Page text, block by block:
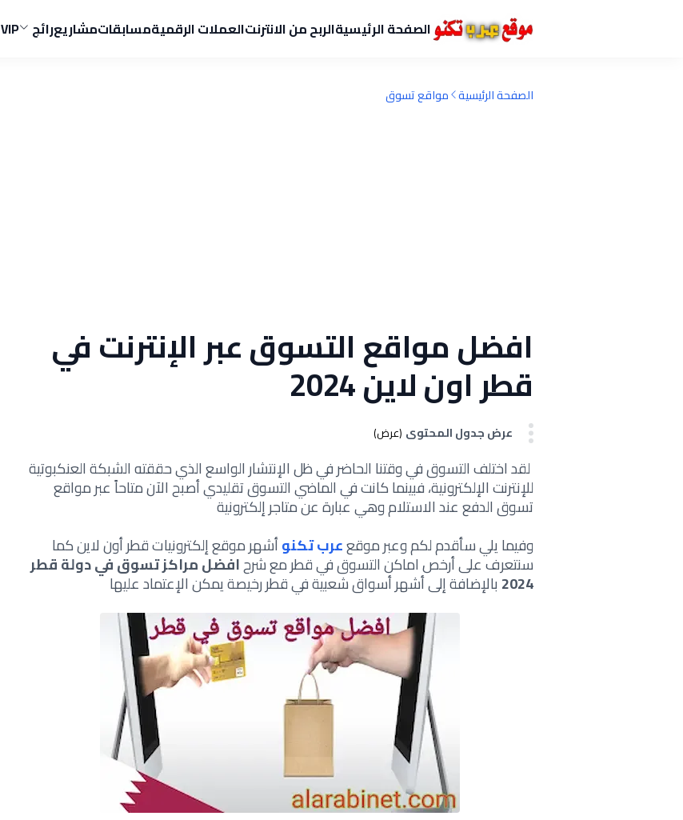
الصفحة الرئيسيةالربح من الانترنتالعملات الرقميةمسابقاتمشاريعرائج VIP
الصفحة الرئيسية مواقع تسوق
افضل مواقع التسوق عبر الإنترنت في
قطر اون لاين 2024
عرض جدول المحتوى (عرض)
لقد اختلف التسوق في وقتنا الحاضر في ظل الإنتشار الواسع الذي حققته الشبكة العنكبوتية
للإنترنت الإلكترونية، فبينما كانت في الماضي التسوق تقليدي أصبح الآن متاحاً عبر مواقع
تسوق الدفع عند الاستلام وهي عبارة عن متاجر إلكترونية
وفيما يلي سأقدم لكم وعبر موقععرب تكنوأشهر موقع إلكترونيات قطر أون لاين كما
سنتعرف على أرخص اماكن التسوق في قطر مع شرحافضل مراكز تسوق في دولة قطر
2024 بالإضافة إلى أشهر أسواق شعبية في قطر رخيصة يمكن الإعتماد عليها